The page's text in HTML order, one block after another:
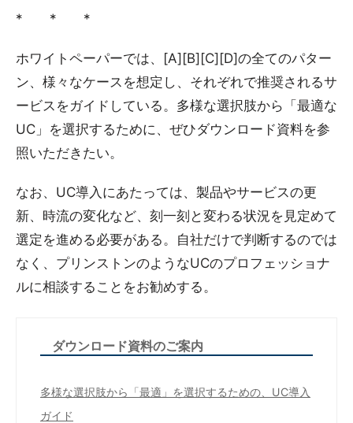
* * *
ホワイトペーパーでは、[A][B][C][D]の全てのパター
ン、様々なケースを想定し、それぞれで推奨されるサ
ービスをガイドしている。多様な選択肢から「最適な
UC」を選択するために、ぜひダウンロード資料を参
照いただきたい。
なお、UC導入にあたっては、製品やサービスの更
新、時流の変化など、刻一刻と変わる状況を見定めて
選定を進める必要がある。自社だけで判断するのでは
なく、プリンストンのようなUCのプロフェッショナ
ルに相談することをお勧めする。
ダウンロード資料のご案内
多様な選択肢から「最適」を選択するための、UC導入
ガイド